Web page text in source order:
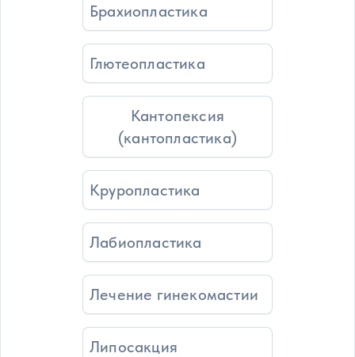
Брахиопластика
Глютеопластика
Кантопексия
(кантопластика)
Круропластика
Лабиопластика
Лечение гинекомастии
Липосакция